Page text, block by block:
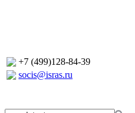
+7 (499)128-84-39
socis@isras.ru